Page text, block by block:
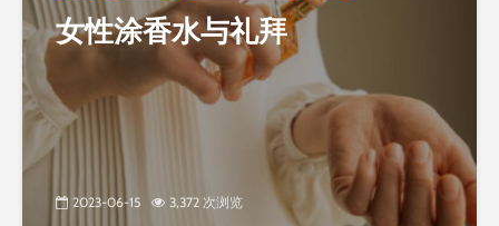
女性涂香水与礼拜
2023-06-15 3,372 次浏览